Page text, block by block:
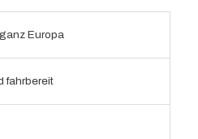
Europa
fahrbereit